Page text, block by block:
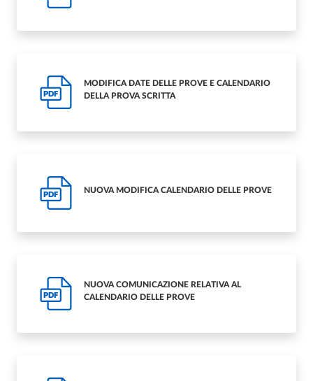
PDF
MODIFICA DATE DELLE PROVE E CALENDARIO
DELLA PROVA SCRITTA
PDF
NUOVA MODIFICA CALENDARIO DELLE PROVE
PDF
NUOVA COMUNICAZIONE RELATIVA AL
CALENDARIO DELLE PROVE